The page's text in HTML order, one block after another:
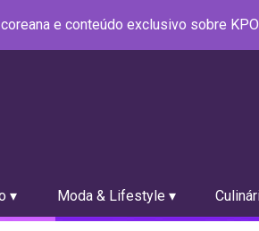
e conteúdo exclusivo sobre
▾ Moda & Lifestyle ▾